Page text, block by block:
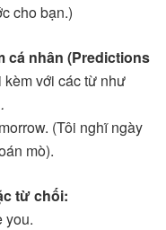
cho bạn.)
cá nhân (Predictions
với các từ như
(Tôi nghĩ ngày
mò).
từ chối:
you.